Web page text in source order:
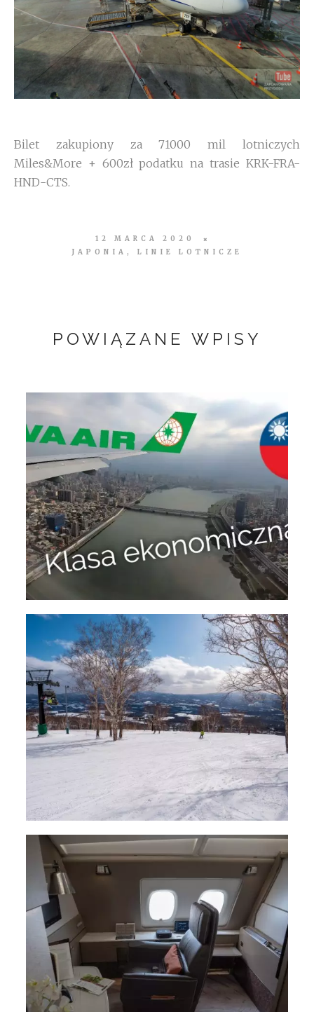
Bilet zakupiony za 71000 mil lotniczych
Miles&More + 600zł podatku na trasie KRK-FRA-
HND-CTS.
12 MARCA 2020
JAPONIA , LINIE LOTNICZE
POWIĄZANE WPISY